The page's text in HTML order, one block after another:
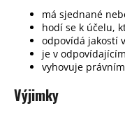
má sjednané
hodí se k účelu,
odpovídá jakostí
je v
vyhovuje
Výjimky